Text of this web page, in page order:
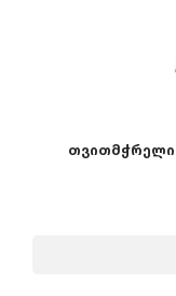
თვითმჭრელი